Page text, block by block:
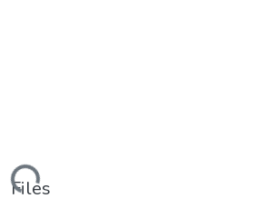
Files